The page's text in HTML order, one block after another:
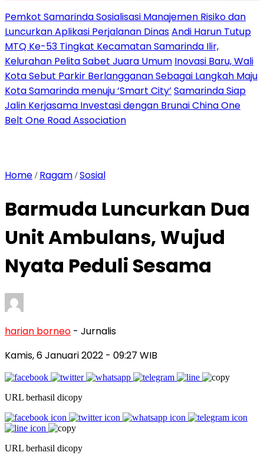
Pemkot Samarinda Sosialisasi Manajemen Risiko dan
Luncurkan Aplikasi Perjalanan DinasAndi Harun Tutup
MTQ Ke-53 Tingkat Kecamatan Samarinda Ilir,
Kelurahan Pelita Sabet Juara Umum Inovasi Baru, Wali
Kota Sebut Parkir Berlangganan Sebagai Langkah Maju
Kota Samarinda menuju ‘Smart City’ Samarinda Siap
Jalin Kerjasama Investasi dengan Brunai China One
Belt One Road Association
Home / Ragam /Sosial
Barmuda Luncurkan Dua
Unit Ambulans, Wujud
Nyata Peduli Sesama
harian borneo - Jurnalis
Kamis, 6 Januari 2022 - 09:27 WIB
URL berhasil dicopy
URL berhasil dicopy